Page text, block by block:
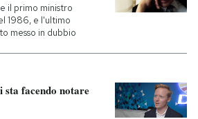
il primo ministro
1986, e l'ultimo
messo in dubbio
sta facendo notare